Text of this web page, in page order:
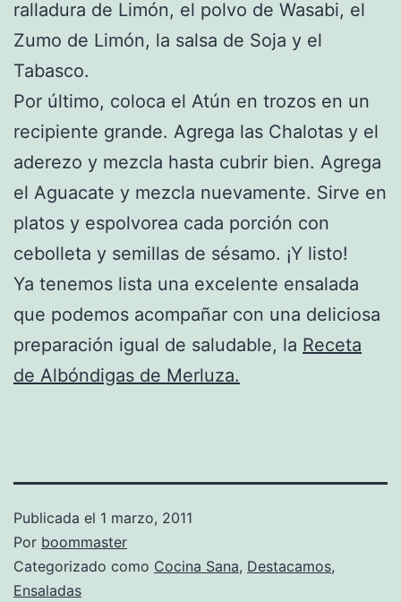
ralladura de Limón, el polvo de Wasabi, el
Zumo de Limón, la salsa de Soja y el
Tabasco.
Por último, coloca el Atún en trozos en un
recipiente grande. Agrega las Chalotas y el
aderezo y mezcla hasta cubrir bien. Agrega
el Aguacate y mezcla nuevamente. Sirve en
platos y espolvorea cada porción con
cebolleta y semillas de sésamo. ¡Y listo!
Ya tenemos lista una excelente ensalada
que podemos acompañar con una deliciosa
preparación igual de saludable, la Receta
de Albóndigas de Merluza.
Publicada el 1 marzo, 2011
Por boommaster
Categorizado como Cocina Sana, Destacamos,
Ensaladas